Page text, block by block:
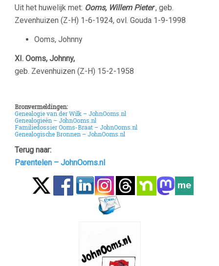
Uit het huwelijk met: Ooms, Willem Pieter, geb.
Zevenhuizen (Z-H) 1-6-1924, ovl. Gouda 1-9-1998
Ooms, Johnny
XI. Ooms, Johnny,
geb. Zevenhuizen (Z-H) 15-2-1958
Bronvermeldingen:
Genealogie van der Wilk – JohnOoms.nl
Genealogieën – JohnOoms.nl
Familiedossier Ooms-Braat – JohnOoms.nl
Genealogische Bronnen – JohnOoms.nl
Terug naar:
Parentelen – JohnOoms.nl